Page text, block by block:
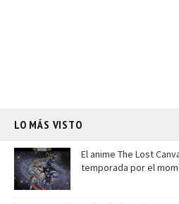
LO MÁS VISTO
El anime The Lost
temporada por el